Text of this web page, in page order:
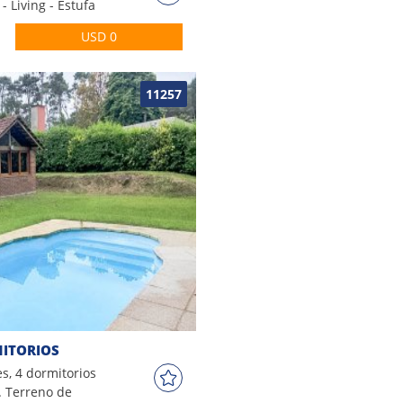
Living - Estufa
- 4
Barbacoa -
USD 0
11257
4 dormitorios
Terreno de